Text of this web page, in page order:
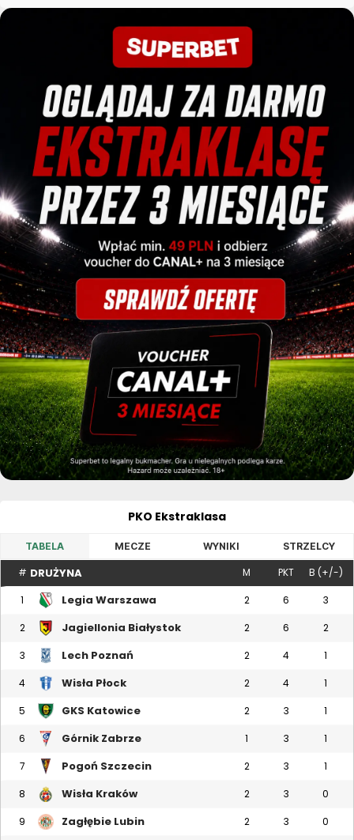
PKO Ekstraklasa
TABELA MECZE WYNIKI STRZELCY
# DRUŻYNA M PKT B (+/-)
1 Legia Warszawa 2 6 3
2 Jagiellonia Białystok 2 6 2
3 Lech Poznań 2 4 1
4 Wisła Płock 2 4 1
5 GKS Katowice 2 3 1
6 Górnik Zabrze 1 3 1
7 Pogoń Szczecin 2 3 1
8 Wisła Kraków 2 3 0
9 Zagłębie Lubin 2 3 0